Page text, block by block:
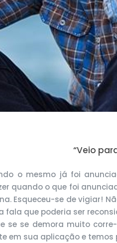
“Veio
o mesmo já foi
quando o que foi
Esqueceu-se de vigiar!
fala que poderia ser
se demora muito
em sua aplicação e temos